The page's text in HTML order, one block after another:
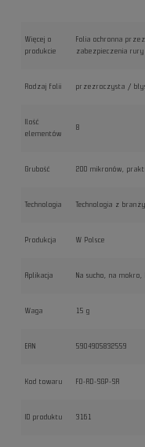
Więcej o
produkcie
Folia ochronna
zabezpieczenia rury
Rodzaj folii przezroczysta /
Ilość
elementów
8
Grubość 200 mikronów,
Technologia Technologia z
Produkcja W Polsce
Aplikacja Na sucho, na
Waga 15 g
EAN 5904905832559
Kod towaru FO-RD-SGP-SR
ID produktu 3161